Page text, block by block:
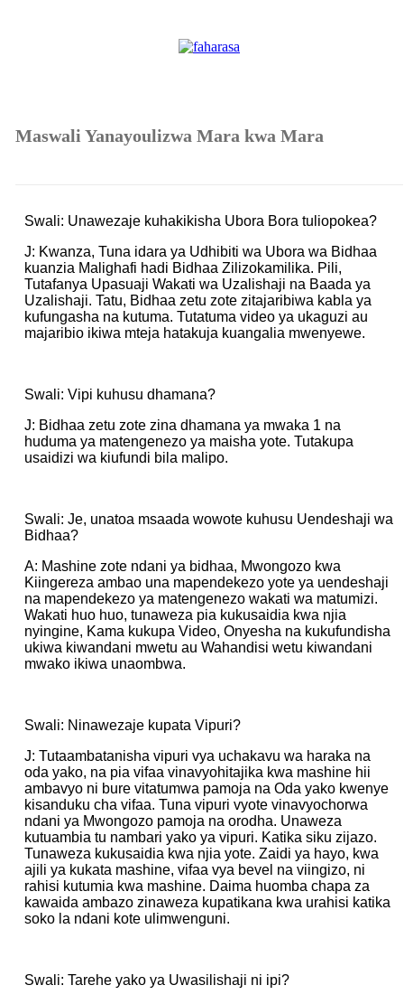
Maswali Yanayoulizwa Mara kwa Mara
Swali: Unawezaje kuhakikisha Ubora Bora tuliopokea?
J: Kwanza, Tuna idara ya Udhibiti wa Ubora wa Bidhaa
kuanzia Malighafi hadi Bidhaa Zilizokamilika. Pili,
Tutafanya Upasuaji Wakati wa Uzalishaji na Baada ya
Uzalishaji. Tatu, Bidhaa zetu zote zitajaribiwa kabla ya
kufungasha na kutuma. Tutatuma video ya ukaguzi au
majaribio ikiwa mteja hatakuja kuangalia mwenyewe.
Swali: Vipi kuhusu dhamana?
J: Bidhaa zetu zote zina dhamana ya mwaka 1 na
huduma ya matengenezo ya maisha yote. Tutakupa
usaidizi wa kiufundi bila malipo.
Swali: Je, unatoa msaada wowote kuhusu Uendeshaji wa
Bidhaa?
A: Mashine zote ndani ya bidhaa, Mwongozo kwa
Kiingereza ambao una mapendekezo yote ya uendeshaji
na mapendekezo ya matengenezo wakati wa matumizi.
Wakati huo huo, tunaweza pia kukusaidia kwa njia
nyingine, Kama kukupa Video, Onyesha na kukufundisha
ukiwa kiwandani mwetu au Wahandisi wetu kiwandani
mwako ikiwa unaombwa.
Swali: Ninawezaje kupata Vipuri?
J: Tutaambatanisha vipuri vya uchakavu wa haraka na
oda yako, na pia vifaa vinavyohitajika kwa mashine hii
ambavyo ni bure vitatumwa pamoja na Oda yako kwenye
kisanduku cha vifaa. Tuna vipuri vyote vinavyochorwa
ndani ya Mwongozo pamoja na orodha. Unaweza
kutuambia tu nambari yako ya vipuri. Katika siku zijazo.
Tunaweza kukusaidia kwa njia yote. Zaidi ya hayo, kwa
ajili ya kukata mashine, vifaa vya bevel na viingizo, ni
rahisi kutumia kwa mashine. Daima huomba chapa za
kawaida ambazo zinaweza kupatikana kwa urahisi katika
soko la ndani kote ulimwenguni.
Swali: Tarehe yako ya Uwasilishaji ni ipi?